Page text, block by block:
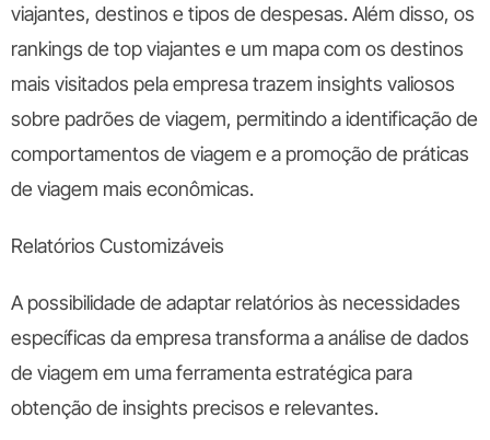
viajantes, destinos e tipos de despesas. Além disso, os
rankings de top viajantes e um mapa com os destinos
mais visitados pela empresa trazem insights valiosos
sobre padrões de viagem, permitindo a identificação de
comportamentos de viagem e a promoção de práticas
de viagem mais econômicas.
Relatórios Customizáveis
A possibilidade de adaptar relatórios às necessidades
específicas da empresa transforma a análise de dados
de viagem em uma ferramenta estratégica para
obtenção de insights precisos e relevantes.